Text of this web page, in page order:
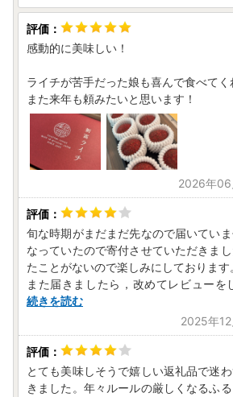
破損等のご連絡は、以下の［宮崎中央
ー］までご連絡ください。
-----------------------------------------
（年中無休）09:00~19:00
TEL：0570-083-055
-----------------------------------------
～～～～～～～～～～～～～～～～～～
2025（令和7）年寄付分の年末ワ
送スケジュール■□
・ワンストップ特例申請書
2026年中の寄附のワンストップ特例申
27年1月10日（土）となります。
2026年12月27日（日）までにご入金い
ては、必要書類を年内に発送いたします
2026年12月28日（月）～12月31日（
26年1月4日（月）までに発送いたしま
※年末年始は、郵便の発送が遅れる場合
に余裕をもった申請をお願いいたします
感動的に美味しい！
ライチが苦手だった娘も喜んで食べてく
また来年も頼みたいと思います！
2026年
旬な時期がまだまだ先なので届いてい
なっていたので寄付させていただきま
たことがないので楽しみにしております
また届きましたら，改めてレビューを
続きを読む
2025年
とても美味しそうで嬉しい返礼品で迷
きました。年々ルールの厳しくなるふ